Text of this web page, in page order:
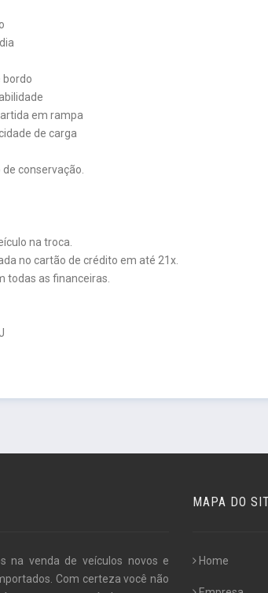
bordo
em rampa
de carga
conservação.
na troca.
no cartão de crédito em até 21x.
todas as financeiras.
na venda de veículos novos e
Com certeza você não
MAPA DO
Home